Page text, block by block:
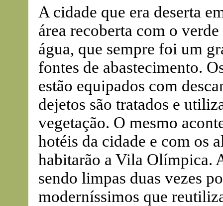
A cidade que era deserta
área recoberta com o
água, que sempre foi um
fontes de abastecimento.
estão equipados com
dejetos são tratados e
vegetação. O mesmo
hotéis da cidade e com os
habitarão a Vila Olímpica.
sendo limpas duas vezes
moderníssimos que